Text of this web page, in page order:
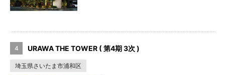
URAWA THE TOWER ( 第4期 3次 )
埼玉県さいたま市浦和区